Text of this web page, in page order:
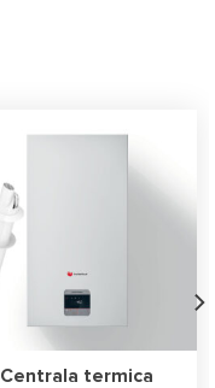
Centrala termica